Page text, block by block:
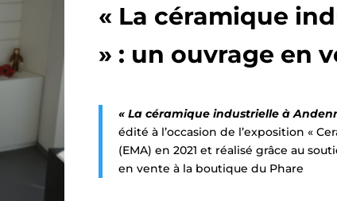
« La céramique
» : un ouvrage en
« La céramique industrielle à
édité à l’occasion de l’exposition «
(EMA) en 2021 et réalisé grâce au
en vente à la boutique du Phare